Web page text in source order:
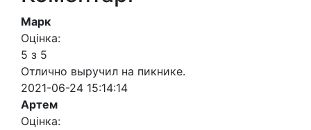
Марк
Оцінка:
5 з 5
Отлично выручил на пикнике.
2021-06-24 15:14:14
Артем
Оцінка: